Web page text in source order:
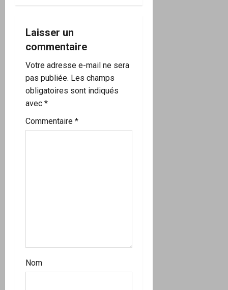
t
i
o
n
d
’
l
Laisser un
commentaire
Votre adresse e-mail ne sera
pas publiée. Les champs
obligatoires sont indiqués
avec *
Commentaire *
Nom